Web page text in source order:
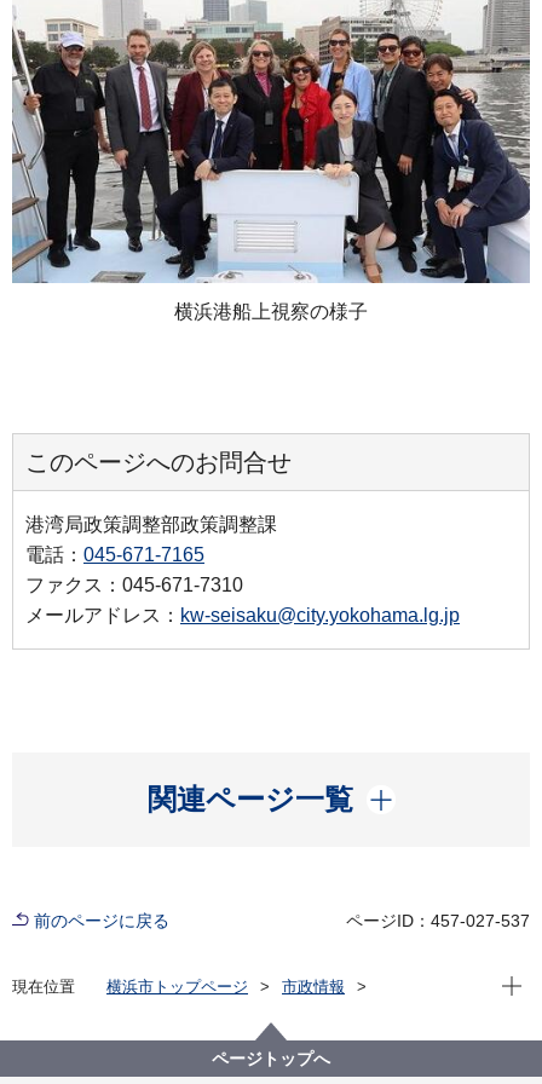
横浜港船上視察の様子
このページへのお問合せ
港湾局政策調整部政策調整課
電話： 045-671-7165
ファクス：045-671-7310
メールアドレス： kw-seisaku@city.yokohama.lg.jp
関連ページ一覧
開く
前のページに戻る ページID：457-027-537
現在位置 横浜市トップページ
市政情報
環境への取組
20240502 ワイニィミー港とグリーン・シッピング・コ
リドーに関する覚書を締結
現在
ページトップへ